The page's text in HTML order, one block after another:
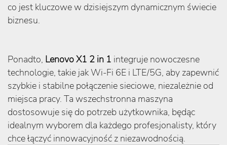
co jest kluczowe w dzisiejszym dynamicznym świecie
biznesu.
Ponadto, Lenovo X1 2 in 1 integruje nowoczesne
technologie, takie jak Wi-Fi 6E i LTE/5G, aby zapewnić
szybkie i stabilne połączenie sieciowe, niezależnie od
miejsca pracy. Ta wszechstronna maszyna
dostosowuje się do potrzeb użytkownika, będąc
idealnym wyborem dla każdego profesjonalisty, który
chce łączyć innowacyjność z niezawodnością.